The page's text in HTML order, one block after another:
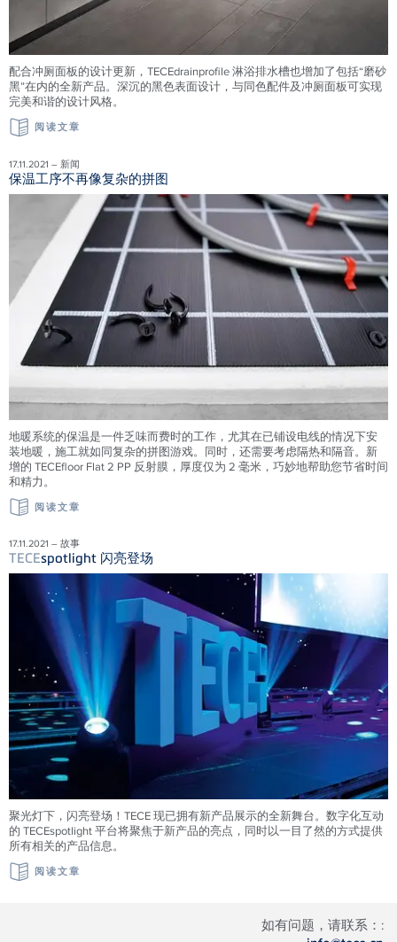
如有问题，请联系：:
配合冲厕面板的设计更新，TECEdrainprofile 淋浴排水槽也增加了包括“磨砂
黑”在内的全新产品。深沉的黑色表面设计，与同色配件及冲厕面板可实现
完美和谐的设计风格。
阅读文章
17.11.2021 – 新闻
保温工序不再像复杂的拼图
地暖系统的保温是一件乏味而费时的工作，尤其在已铺设电线的情况下安
装地暖，施工就如同复杂的拼图游戏。同时，还需要考虑隔热和隔音。新
增的 TECEfloor Flat 2 PP 反射膜，厚度仅为 2 毫米，巧妙地帮助您节省时间
和精力。
阅读文章
17.11.2021 – 故事
TECEspotlight 闪亮登场
聚光灯下，闪亮登场！TECE 现已拥有新产品展示的全新舞台。数字化互动
的 TECEspotlight 平台将聚焦于新产品的亮点，同时以一目了然的方式提供
所有相关的产品信息。
阅读文章